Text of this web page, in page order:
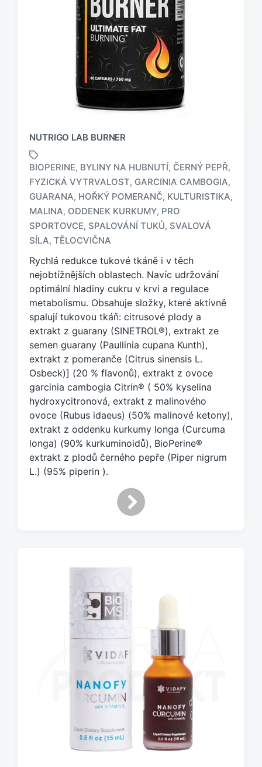
NUTRIGO LAB BURNER
z
n
a
e
n
o
t
a
g
m
:
BIOPERINE, BYLINY NA HUBNUTÍ, ČERNÝ PEPŘ,
FYZICKÁ VYTRVALOST, GARCINIA CAMBOGIA,
GUARANA, HOŘKÝ POMERANČ, KULTURISTIKA,
MALINA, ODDENEK KURKUMY, PRO
SPORTOVCE, SPALOVÁNÍ TUKŮ, SVALOVÁ
SÍLA, TĚLOCVIČNA
Rychlá redukce tukové tkáně i v těch
nejobtížnějších oblastech. Navíc udržování
optimální hladiny cukru v krvi a regulace
metabolismu. Obsahuje složky, které aktivně
spalují tukovou tkáň: citrusové plody a
extrakt z guarany (SINETROL®), extrakt ze
semen guarany (Paullinia cupana Kunth),
extrakt z pomeranče (Citrus sinensis L.
Osbeck)] (20 % flavonů), extrakt z ovoce
garcinia cambogia Citrin® ( 50% kyselina
hydroxycitronová, extrakt z malinového
ovoce (Rubus idaeus) (50% malinové ketony),
extrakt z oddenku kurkumy longa (Curcuma
longa) (90% kurkuminoidů), BioPerine®
extrakt z plodů černého pepře (Piper nigrum
L.) (95% piperin ).